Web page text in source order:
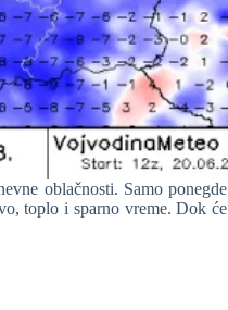
oblačnosti. Samo ponegde
toplo i sparno vreme. Dok će